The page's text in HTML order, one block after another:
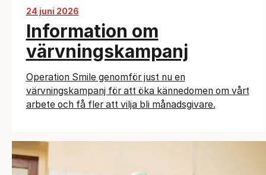
24 juni 2026
Information om
värvningskampanj
Operation Smile genomför just nu en
värvningskampanj för att öka kännedomen om vårt
arbete och få fler att vilja bli månadsgivare.